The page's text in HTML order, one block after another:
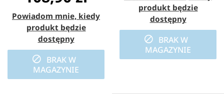
Powiadom mnie, kiedy
produkt będzie
dostępny
BRAK W
MAGAZYNIE
produkt będzie
dostępny
BRAK W
MAGAZYNIE